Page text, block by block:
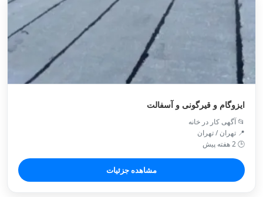
ایزوگام و قیرگونی و آسفالت
📂 آگهی کار در خانه
📍 تهران / تهران
🕒 2 هفته پیش
مشاهده جزئیات